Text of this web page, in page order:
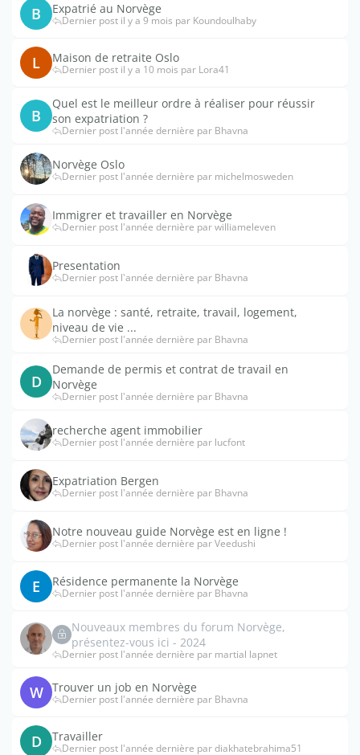
B Expatrié au Norvège
Dernier post il y a 9 mois par Koundoulhaby
L Maison de retraite Oslo
Dernier post il y a 10 mois par Lora41
B
Quel est le meilleur ordre à réaliser pour réussir
son expatriation ?
Dernier post l'année dernière par Bhavna
Norvège Oslo
Dernier post l'année dernière par michelmosweden
Immigrer et travailler en Norvège
Dernier post l'année dernière par williameleven
Presentation
Dernier post l'année dernière par Bhavna
La norvège : santé, retraite, travail, logement,
niveau de vie ...
Dernier post l'année dernière par Bhavna
D
Demande de permis et contrat de travail en
Norvège
Dernier post l'année dernière par Bhavna
recherche agent immobilier
Dernier post l'année dernière par lucfont
Expatriation Bergen
Dernier post l'année dernière par Bhavna
Notre nouveau guide Norvège est en ligne !
Dernier post l'année dernière par Veedushi
E Résidence permanente la Norvège
Dernier post l'année dernière par Bhavna
Nouveaux membres du forum Norvège,
présentez-vous ici - 2024
Dernier post l'année dernière par martial lapnet
W Trouver un job en Norvège
Dernier post l'année dernière par Bhavna
D Travailler
Dernier post l'année dernière par diakhatebrahima51